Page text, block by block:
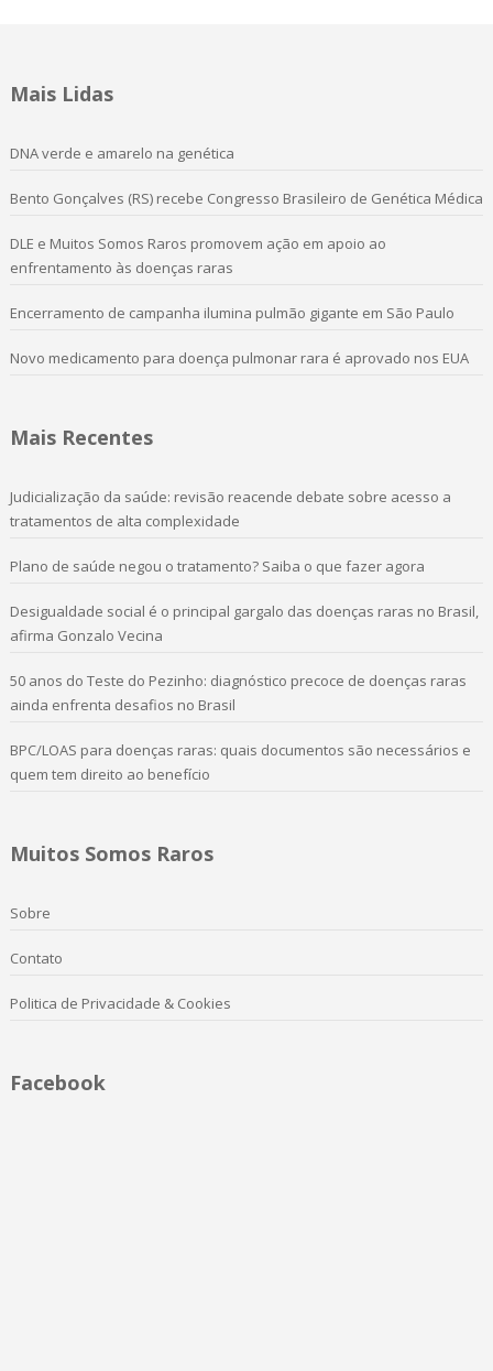
Mais Lidas
DNA verde e amarelo na genética
Bento Gonçalves (RS) recebe Congresso Brasileiro de Genética Médica
DLE e Muitos Somos Raros promovem ação em apoio ao
enfrentamento às doenças raras
Encerramento de campanha ilumina pulmão gigante em São Paulo
Novo medicamento para doença pulmonar rara é aprovado nos EUA
Mais Recentes
Judicialização da saúde: revisão reacende debate sobre acesso a
tratamentos de alta complexidade
Plano de saúde negou o tratamento? Saiba o que fazer agora
Desigualdade social é o principal gargalo das doenças raras no Brasil,
afirma Gonzalo Vecina
50 anos do Teste do Pezinho: diagnóstico precoce de doenças raras
ainda enfrenta desafios no Brasil
BPC/LOAS para doenças raras: quais documentos são necessários e
quem tem direito ao benefício
Muitos Somos Raros
Sobre
Contato
Politica de Privacidade & Cookies
Facebook